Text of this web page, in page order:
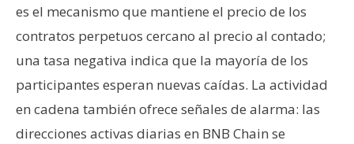
es el mecanismo que mantiene el precio de los
contratos perpetuos cercano al precio al contado;
una tasa negativa indica que la mayoría de los
participantes esperan nuevas caídas. La actividad
en cadena también ofrece señales de alarma: las
direcciones activas diarias en BNB Chain se